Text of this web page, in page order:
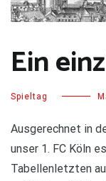
Ein
Spieltag
Ausgerechnet in
unser 1. FC Köln
Tabellenletzten